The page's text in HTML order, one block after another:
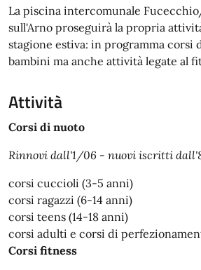
La piscina intercomunale
sull'Arno proseguirà la propria
stagione estiva: in programma corsi
bambini ma anche attività legate al
Attività
Corsi di nuoto
Rinnovi dall'1/06 - nuovi iscritti
corsi cuccioli (3-5 anni)
corsi ragazzi (6-14 anni)
corsi teens (14-18 anni)
corsi adulti e corsi di
Corsi fitness